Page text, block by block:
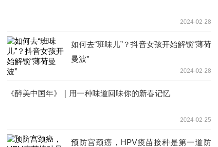
2024-02-28
如何去“班味儿”？抖音女孩开始解锁“薄荷
曼波”
2024-02-28
《醉美中国年》｜用一种味道回味你的新春记忆
2024-02-25
预防宫颈癌，HPV疫苗接种是第一道防